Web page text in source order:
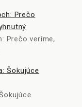
Prečo veríme,